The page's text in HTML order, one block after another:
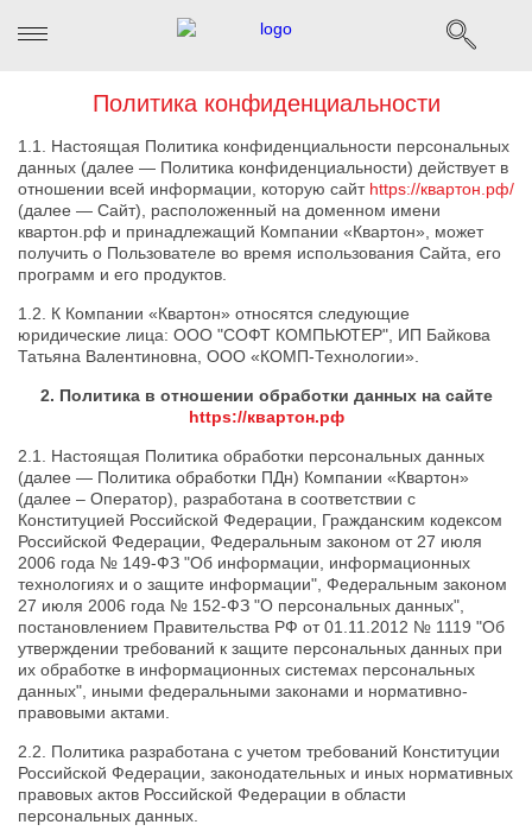
Политика конфиденциальности
1.1. Настоящая Политика конфиденциальности персональных
данных (далее — Политика конфиденциальности) действует в
отношении всей информации, которую сайт https://квартон.рф/
(далее — Сайт), расположенный на доменном имени
квартон.рф и принадлежащий Компании «Квартон», может
получить о Пользователе во время использования Сайта, его
программ и его продуктов.
1.2. К Компании «Квартон» относятся следующие
юридические лица: ООО "СОФТ КОМПЬЮТЕР", ИП Байкова
Татьяна Валентиновна, ООО «КОМП-Технологии».
2. Политика в отношении обработки данных на сайте
https://квартон.рф
2.1. Настоящая Политика обработки персональных данных
(далее — Политика обработки ПДн) Компании «Квартон»
(далее – Оператор), разработана в соответствии с
Конституцией Российской Федерации, Гражданским кодексом
Российской Федерации, Федеральным законом от 27 июля
2006 года № 149-ФЗ "Об информации, информационных
технологиях и о защите информации", Федеральным законом
27 июля 2006 года № 152-ФЗ "О персональных данных",
постановлением Правительства РФ от 01.11.2012 № 1119 "Об
утверждении требований к защите персональных данных при
их обработке в информационных системах персональных
данных", иными федеральными законами и нормативно-
правовыми актами.
2.2. Политика разработана с учетом требований Конституции
Российской Федерации, законодательных и иных нормативных
правовых актов Российской Федерации в области
персональных данных.